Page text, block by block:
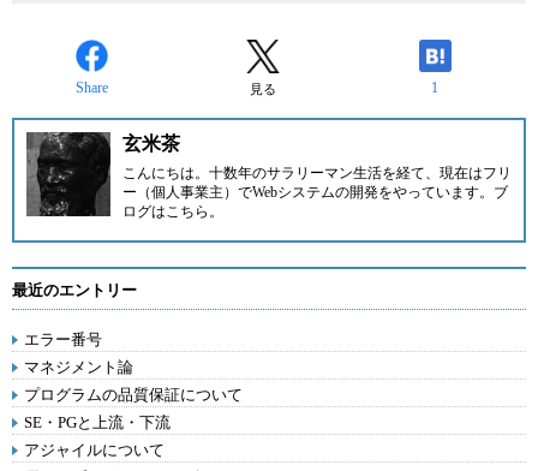
Share 見る 1
玄米茶
こんにちは。十数年のサラリーマン生活を経て、現在はフリ
ー（個人事業主）でWebシステムの開発をやっています。ブ
ログはこちら 。
最近のエントリー
エラー番号
マネジメント論
プログラムの品質保証について
SE・PGと上流・下流
アジャイルについて